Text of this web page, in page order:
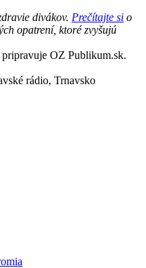
divákov. Prečítajte si o
opatrení, ktoré zvyšujú
OZ Publikum.sk.
rádio, Trnavsko